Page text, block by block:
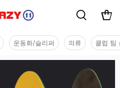
운동화/슬리퍼 의류 클럽 팀